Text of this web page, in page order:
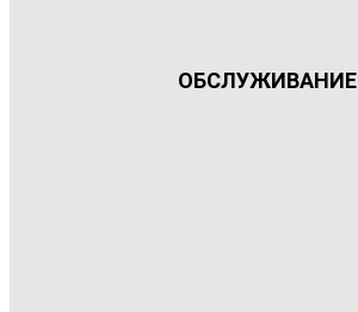
ОБСЛУЖИВАНИЕ